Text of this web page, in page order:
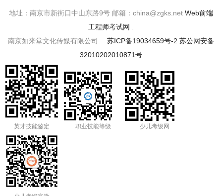
地址：南京市新街口中山东路9号 邮箱：china@zgks.net Web前端
工程师考试网
南京如来堂文化传媒有限公司. 苏ICP备19034659号-2 苏公网安备
32010202010871号
英才技能鉴定 职业技能等级 少儿考级网